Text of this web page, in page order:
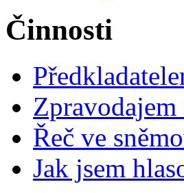
Činnosti
Řeč ve
Jak jsem